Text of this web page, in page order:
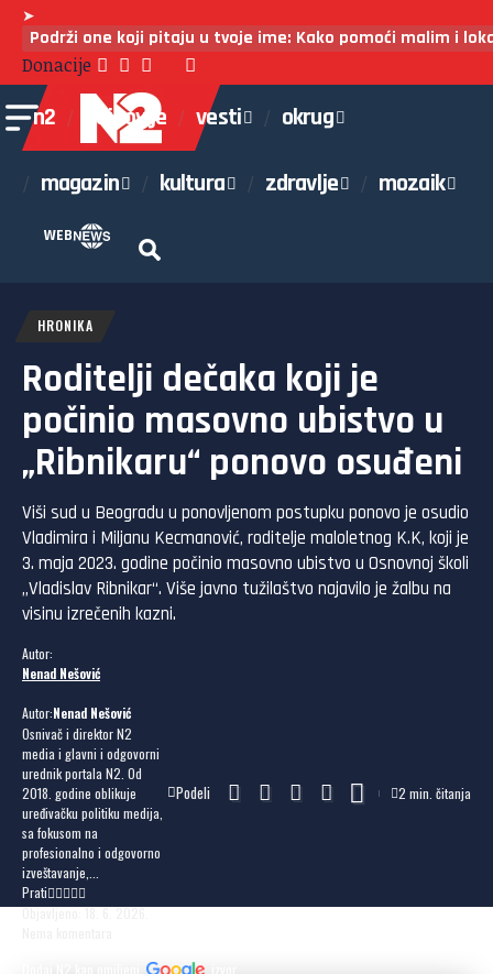
➤
Podrži one koji pitaju u tvoje ime: Kako pomoći malim i
Donacije
n2 najnovije vesti okrug
magazin kultura zdravlje mozaik
WEB
HRONIKA
Roditelji dečaka koji je
počinio masovno ubistvo u
„Ribnikaru“ ponovo osuđeni
Viši sud u Beogradu u ponovljenom postupku ponovo je osudio
Vladimira i Miljanu Kecmanović, roditelje maloletnog K.K, koji je
3. maja 2023. godine počinio masovno ubistvo u Osnovnoj školi
„Vladislav Ribnikar“. Više javno tužilaštvo najavilo je žalbu na
visinu izrečenih kazni.
Autor:
Nenad Nešović
Autor:Nenad Nešović
Osnivač i direktor N2
media i glavni i odgovorni
urednik portala N2. Od
2018. godine oblikuje
uređivačku politiku medija,
sa fokusom na
profesionalno i odgovorno
izveštavanje,...
Prati
Objavljeno: 18. 6. 2026.
Podeli 2 min. čitanja